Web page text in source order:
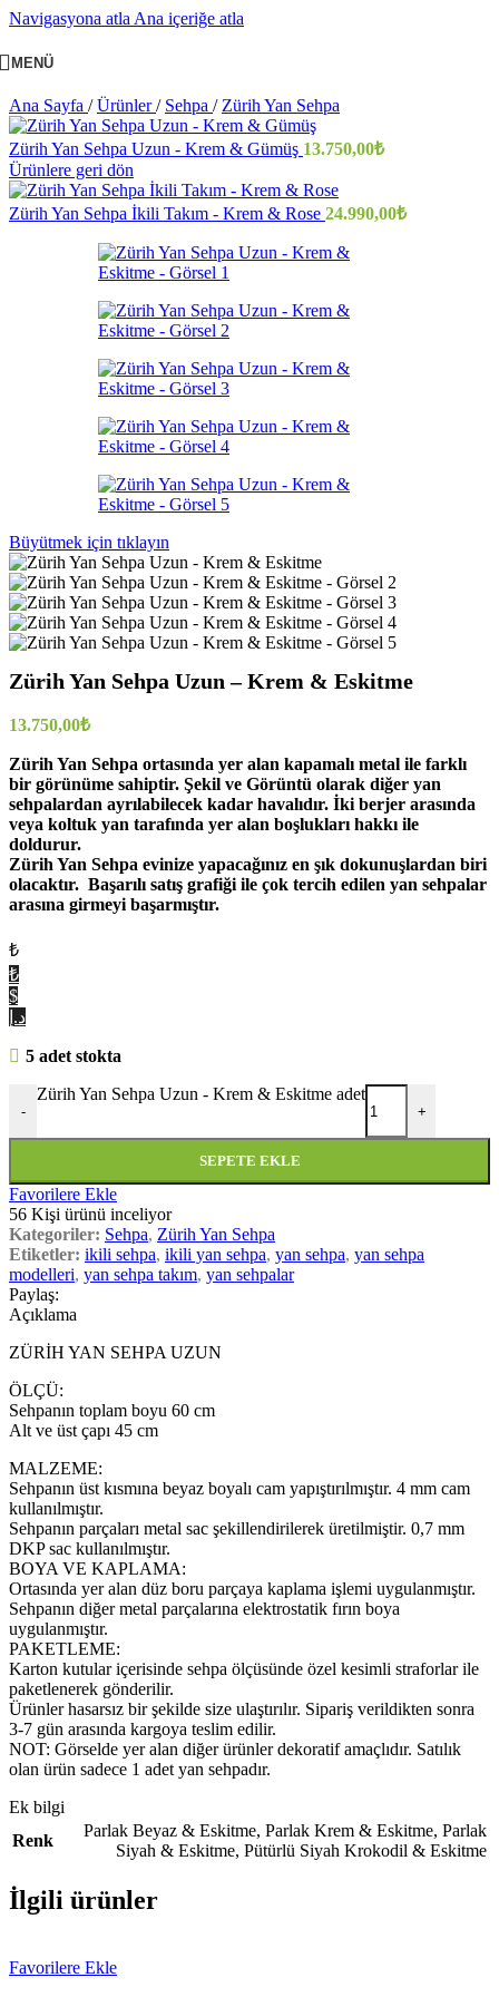
Navigasyona atla Ana içeriğe atla
MENÜ
Ana Sayfa / Ürünler/ Sehpa / Zürih Yan Sehpa
Zürih Yan Sehpa Uzun - Krem & Gümüş 13.750,00₺
Ürünlere geri dön
Zürih Yan Sehpa İkili Takım - Krem & Rose 24.990,00₺
Büyütmek için tıklayın
Zürih Yan Sehpa Uzun – Krem & Eskitme
13.750,00₺
Zürih Yan Sehpa ortasında yer alan kapamalı metal ile farklı
bir görünüme sahiptir. Şekil ve Görüntü olarak diğer yan
sehpalardan ayrılabilecek kadar havalıdır. İki berjer arasında
veya koltuk yan tarafında yer alan boşlukları hakkı ile
doldurur.
Zürih Yan Sehpa evinize yapacağınız en şık dokunuşlardan biri
olacaktır. Başarılı satış grafiği ile çok tercih edilen yan sehpalar
arasına girmeyi başarmıştır.
₺
₺
$
د.إ
5 adet stokta
-
Zürih Yan Sehpa Uzun - Krem & Eskitme adet
+
SEPETE EKLE
Favorilere Ekle
56 Kişi ürünü inceliyor
Kategoriler: Sehpa, Zürih Yan Sehpa
Etiketler: ikili sehpa, ikili yan sehpa, yan sehpa, yan sehpa
modelleri, yan sehpa takım, yan sehpalar
Paylaş:
Açıklama
ZÜRİH YAN SEHPA UZUN
ÖLÇÜ:
Sehpanın toplam boyu 60 cm
Alt ve üst çapı 45 cm
MALZEME:
Sehpanın üst kısmına beyaz boyalı cam yapıştırılmıştır. 4 mm cam
kullanılmıştır.
Sehpanın parçaları metal sac şekillendirilerek üretilmiştir. 0,7 mm
DKP sac kullanılmıştır.
BOYA VE KAPLAMA:
Ortasında yer alan düz boru parçaya kaplama işlemi uygulanmıştır.
Sehpanın diğer metal parçalarına elektrostatik fırın boya
uygulanmıştır.
PAKETLEME:
Karton kutular içerisinde sehpa ölçüsünde özel kesimli straforlar ile
paketlenerek gönderilir.
Ürünler hasarsız bir şekilde size ulaştırılır. Sipariş verildikten sonra
3-7 gün arasında kargoya teslim edilir.
NOT: Görselde yer alan diğer ürünler dekoratif amaçlıdır. Satılık
olan ürün sadece 1 adet yan sehpadır.
Ek bilgi
Renk
Parlak Beyaz & Eskitme, Parlak Krem & Eskitme, Parlak
Siyah & Eskitme, Pütürlü Siyah Krokodil & Eskitme
İlgili ürünler
Favorilere Ekle